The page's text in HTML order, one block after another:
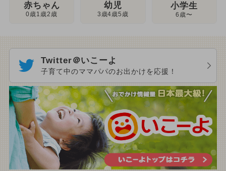
赤ちゃん
0歳1歳2歳
幼児
3歳4歳5歳
小学生
6歳〜
Twitter＠いこーよ
子育て中のママパパのお出かけを応援！